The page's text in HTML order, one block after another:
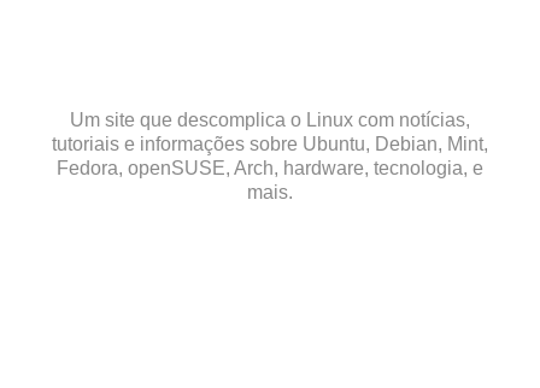
Um site que descomplica o Linux com notícias,
tutoriais e informações sobre Ubuntu, Debian, Mint,
Fedora, openSUSE, Arch, hardware, tecnologia, e
mais.